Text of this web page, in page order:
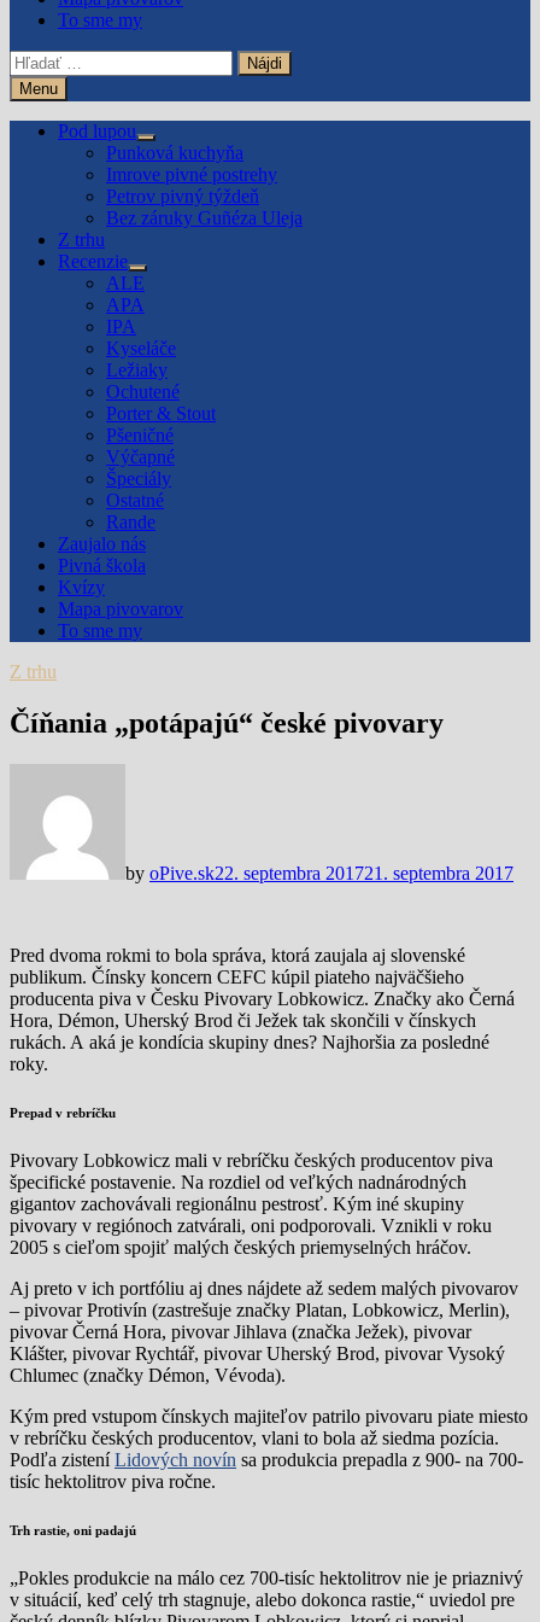
To sme my
Hľadať:
Menu
Pod lupou
Show
sub
menu
Punková kuchyňa
Imrove pivné postrehy
Petrov pivný týždeň
Bez záruky Guñéza Uleja
Z trhu
Recenzie
Show
sub
menu
ALE
APA
IPA
Kyseláče
Ležiaky
Ochutené
Porter & Stout
Pšeničné
Výčapné
Špeciály
Ostatné
Rande
Zaujalo nás
Pivná škola
Kvízy
Mapa pivovarov
To sme my
Z trhu
Číňania „potápajú“ české pivovary
by oPive.sk22. septembra 201721. septembra 2017
Pred dvoma rokmi to bola správa, ktorá zaujala aj slovenské
publikum. Čínsky koncern CEFC kúpil piateho najväčšieho
producenta piva v Česku Pivovary Lobkowicz. Značky ako Černá
Hora, Démon, Uherský Brod či Ježek tak skončili v čínskych
rukách. A aká je kondícia skupiny dnes? Najhoršia za posledné
roky.
Prepad v rebríčku
Pivovary Lobkowicz mali v rebríčku českých producentov piva
špecifické postavenie. Na rozdiel od veľkých nadnárodných
gigantov zachovávali regionálnu pestrosť. Kým iné skupiny
pivovary v regiónoch zatvárali, oni podporovali. Vznikli v roku
2005 s cieľom spojiť malých českých priemyselných hráčov.
Aj preto v ich portfóliu aj dnes nájdete až sedem malých pivovarov
– pivovar Protivín (zastrešuje značky Platan, Lobkowicz, Merlin),
pivovar Černá Hora, pivovar Jihlava (značka Ježek), pivovar
Klášter, pivovar Rychtář, pivovar Uherský Brod, pivovar Vysoký
Chlumec (značky Démon, Vévoda).
Kým pred vstupom čínskych majiteľov patrilo pivovaru piate miesto
v rebríčku českých producentov, vlani to bola až siedma pozícia.
Podľa zisteníLidových novín sa produkcia prepadla z 900- na 700-
tisíc hektolitrov piva ročne.
Trh rastie, oni padajú
„Pokles produkcie na málo cez 700-tisíc hektolitrov nie je priaznivý
v situácií, keď celý trh stagnuje, alebo dokonca rastie,“ uviedol pre